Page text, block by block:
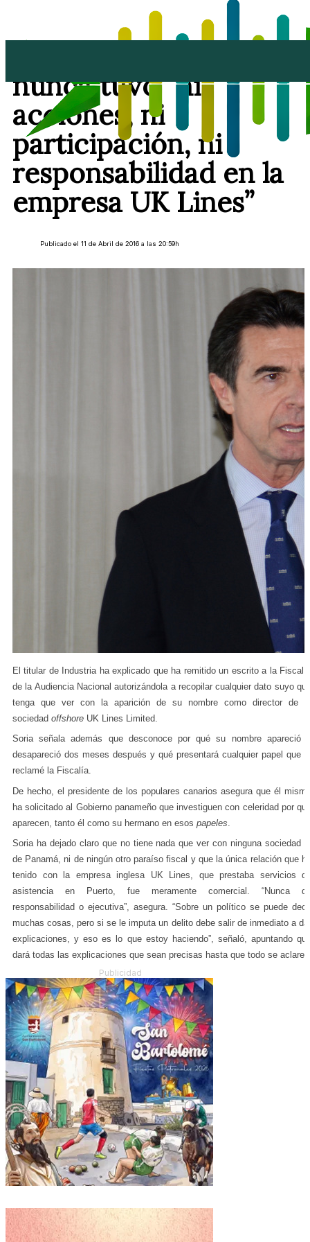
nunca tuvo “ni
acciones, ni
participación, ni
responsabilidad en la
empresa UK Lines”
Publicado el 11 de Abril de 2016 a las 20:59h
El titular de Industria ha explicado que ha remitido un escrito a la
de la Audiencia Nacional autorizándola a recopilar cualquier dato suyo
tenga que ver con la aparición de su nombre como director de
sociedad offshore UK Lines Limited.
Soria señala además que desconoce por qué su nombre apareció
desapareció dos meses después y qué presentará cualquier papel que
reclamé la Fiscalía.
De hecho, el presidente de los populares canarios asegura que él
ha solicitado al Gobierno panameño que investiguen con celeridad por
aparecen, tanto él como su hermano en esos papeles
Soria ha dejado claro que no tiene nada que ver con ninguna sociedad
de Panamá, ni de ningún otro paraíso fiscal y que la única relación que
tenido con la empresa inglesa UK Lines, que prestaba servicios
asistencia en Puerto, fue meramente comercial. “Nunca
responsabilidad o ejecutiva”, asegura. “Sobre un político se puede
muchas cosas, pero si se le imputa un delito debe salir de inmediato a
explicaciones, y eso es lo que estoy haciendo”, señaló, apuntando
dará todas las explicaciones que sean precisas hasta que todo se aclare.
Publicidad